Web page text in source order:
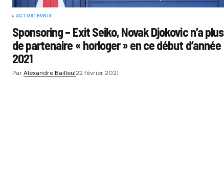
ACTUSTENNIS
Sponsoring – Exit Seiko, Novak Djokovic n’a plus
de partenaire « horloger » en ce début d’année
2021
ParAlexandre Bailleul22 février 2021